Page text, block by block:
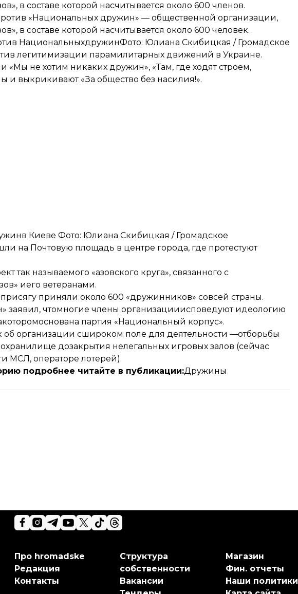
в составе которой насчитывается около 600 членов.
«Национальных дружин» — общественной организации,
в составе которой насчитывается около 600 человек.
НациональныхдружинФото: Юлиана Скибицкая / Громадское
легитимизации парамилитарных движений в Украине.
не хотим никаких дружин», «Там, где ходят строем,
и выкрикивают «За общество без насилия!».
Киеве Фото: Юлиана Скибицкая / Громадское
на Почтовую площадь в центре города, где протестуют
так называемого «азовского круга», связанного с
иего ветеранами.
приняли около 600 «дружинников» совсей страны.
чтомногие члены организацииисповедуют идеологию
партия «Национальный корпус».
об организации сшироком поле для деятельности —отборьбы
дозакрытия нелегальных игровых залов (сейчас
МСЛ, операторе лотерей).
подробнее читайте в публикации:Дружины
Про hromadske
Редакция
Контакты
Структура
собственности
Вакансии
Магазин
Фин. отчеты
Наши политики